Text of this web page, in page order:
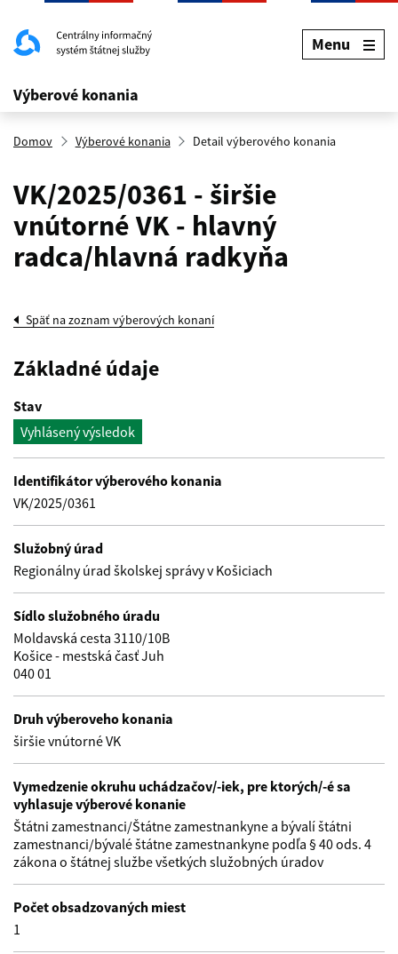
Menu
Výberové konania
Domov Výberové konania Detail výberového konania
VK/2025/0361 - širšie
vnútorné VK - hlavný
radca/hlavná radkyňa
Späť na zoznam výberových konaní
Základné údaje
Stav
Vyhlásený výsledok
Identifikátor výberového konania
VK/2025/0361
Služobný úrad
Regionálny úrad školskej správy v Košiciach
Sídlo služobného úradu
Moldavská cesta 3110/10B
Košice - mestská časť Juh
040 01
Druh výberoveho konania
širšie vnútorné VK
Vymedzenie okruhu uchádzačov/-iek, pre ktorých/-é sa
vyhlasuje výberové konanie
Štátni zamestnanci/Štátne zamestnankyne a bývalí štátni
zamestnanci/bývalé štátne zamestnankyne podľa § 40 ods. 4
zákona o štátnej službe všetkých služobných úradov
Počet obsadzovaných miest
1